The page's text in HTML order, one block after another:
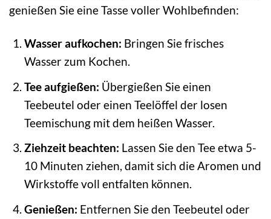
genießen Sie eine Tasse voller Wohlbefinden:
Wasser aufkochen: Bringen Sie frisches
Wasser zum Kochen.
Tee aufgießen: Übergießen Sie einen
Teebeutel oder einen Teelöffel der losen
Teemischung mit dem heißen Wasser.
Ziehzeit beachten: Lassen Sie den Tee etwa 5-
10 Minuten ziehen, damit sich die Aromen und
Wirkstoffe voll entfalten können.
Genießen: Entfernen Sie den Teebeutel oder